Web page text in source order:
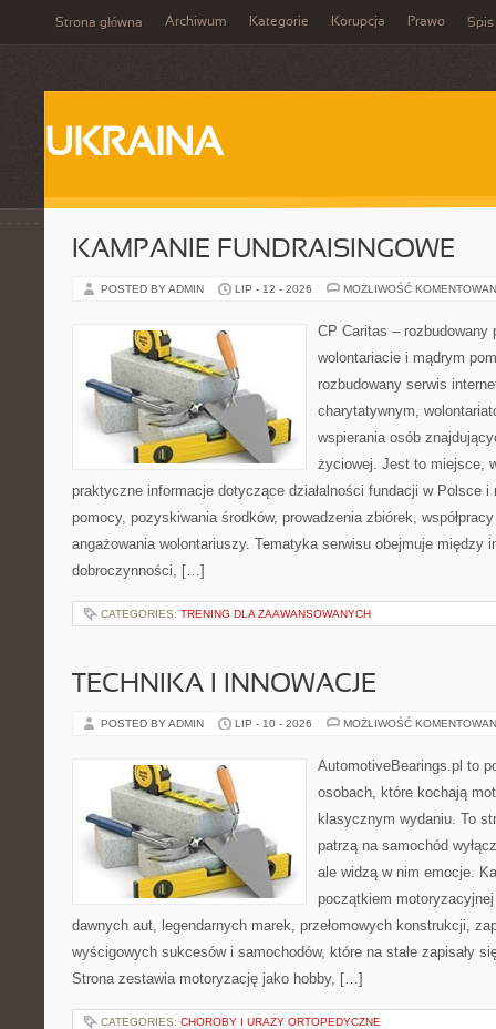
Strona główna Archiwum Kategorie Korupcja Prawo Spis
UKRAINA
KAMPANIE FUNDRAISINGOWE
POSTED BY ADMIN LIP - 12 - 2026 MOŻLIWOŚĆ
CP Caritas – rozbudowany
wolontariacie i mądrym
rozbudowany serwis
charytatywnym,
wspierania osób
życiowej. Jest to miejsce,
praktyczne informacje dotyczące działalności fundacji w Polsce i
pomocy, pozyskiwania środków, prowadzenia zbiórek,
angażowania wolontariuszy. Tematyka serwisu obejmuje między
dobroczynności, […]
CATEGORIES: TRENING DLA ZAAWANSOWANYCH
TECHNIKA I INNOWACJE
POSTED BY ADMIN LIP - 10 - 2026 MOŻLIWOŚĆ
AutomotiveBearings.pl to
osobach, które kochają
klasycznym wydaniu. To
patrzą na samochód
ale widzą w nim emocje.
początkiem
dawnych aut, legendarnych marek, przełomowych konstrukcji,
wyścigowych sukcesów i samochodów, które na stałe zapisały
Strona zestawia motoryzację jako hobby, […]
CATEGORIES: CHOROBY I URAZY ORTOPEDYCZNE